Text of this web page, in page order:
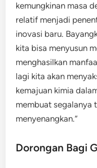
kemungkinan masa
relatif menjadi
inovasi baru.
kita bisa menyusun
menghasilkan
lagi kita akan
kemajuan kimia
membuat segalanya
menyenangkan.”
Dorongan Bagi